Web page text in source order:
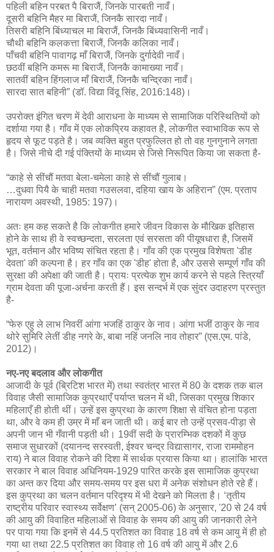
पहिली बहिन परबत पै बिराजैं, जिनके पारबती नावँ।
दूसरी बहिनि मैहर मा बिराजैं, जिनकै सारदा नावँ।
तिसरी बहिनि बिंध्याचल मा बिराजैं, जिनकै बिंध्यवासिनी नावँ।
चौथी बहिनि कलकत्ता बिराजैं, जिनकै कलिका नावँ।
पाँचवी बहिनि पावागढ़ माँ बिराजैं, जिनके दुर्गादेवी नावँ।
छठवीं बहिनि कमरू मा बिराजैं, जिनकै कामाख्या नावँ।
सातवीं बहिन हिंगलाज माँ बिराजैं, जिनकै चन्द्रिका नावँ।
सारदा सात बहिनी” (डॉ. विद्या विंदू सिंह, 2016:148)।
उपरोक्त इंगित चरण में देवी आराधना के माध्यम से सामाजिक परिस्थितियों को
दर्शाया गया है। गाँव में एक लोकप्रिय कहावत है, लोकगीत स्वाभाविक रूप से
हृदय से फूट पड़ते है। जब व्यक्ति बहुत प्रफुल्लित हो तो वह गुनगुनाने लगता
है। जिसे नीचे दी गई पंक्तियों के माध्यम से जिसे निरूपित किया जा सकता है-
“काहे से सींचौं मतवा बेला-चमेला काहे से सींचौं गुलाब।
…दुधवा पियै के चाही मतवा गउसलवा, दहिया खाय के अहिरान” (एम. प्रताप
नारायण अवस्थी, 1985: 197)।
अतः हम कह सकते है कि लोकगीत हमारे जीवन विकास के मौखिक इतिहास
होने के साथ ही वे स्वच्छन्दता, सरलता एवं सरसता की पीयूषधारा है, जिसमें
भूत, वर्तमान और भविष्य संचित रहता है। गाँव की एक प्रमुख विशेषता 'डीह
देवता' की कल्पना है। हर गाँव का एक 'डीह' होता है, और उससे सम्पूर्ण गाँव की
सुरक्षा की अपेक्षा की जाती है। प्रायः प्रत्येक शुभ कार्य करने से पहले स्त्रियाँ
ग्राम देवता की पूजा-अर्चना करती हैं। इस सन्दर्भ में एक सुंदर उदाहरण प्रस्तुत
है-
“फेरु एहु ले लाभ निवरीं आंगा भजहिं ठाकुर के नाव। आंगा भजीं ठाकुर के नाव
थोरे सुमिरि लेतीं डीह नगरे के, बाबा नहिं जनलि नाव तोहार” (एस.एम. पांडे,
2012)।
नए-नए बदलाव और लोकगीत
आजादी के पूर्व (ब्रिटिश भारत में) तथा स्वतंत्र भारत में 80 के दशक तक बाल
विवाह जैसी सामाजिक कुप्रथाएँ पर्याप्त चलन में थी, जिसका प्रमुख शिकार
महिलाएँ ही होती थीं। उन्हें इस कुप्रथा के कारण शिक्षा से वंचित होना पड़ता
था, और वे कम ही उम्र में माँ बन जाती थी। कई बार तो उन्हें प्रसव-पीड़ा से
अपनी जान भी गँवानी पड़ती थी। 19वीं सदी के प्रारम्भिक दशकों में कुछ
समाज सुधारकों (दयानन्द सरस्वती, ईश्वर चन्द्र विद्यासागर, राजा राममोहन
राय) ने बाल विवाह रोकने की दिशा में सार्थक प्रयास किया था। हालांकि भारत
सरकार ने बाल विवाह अधिनियम-1929 पारित करके इस सामाजिक कुप्रथा
का अन्त कर दिया और समय-समय पर इस धरा में अनेक संशोधन होते रहे हैं।
इस कुप्रथा का चलन वर्तमान परिदृश्य में भी देखने को मिलता है। ‘तृतीय
राष्ट्रीय परिवार स्वास्थ्य सर्वेक्षण’ (सन् 2005-06) के अनुसार, '20 से 24 वर्ष
की आयु की विवाहित महिलाओं से विवाह के समय की आयु की जानकारी लेने
पर पाया गया कि इनमें से 44.5 प्रतिशत का विवाह 18 वर्ष से कम आयु में ही हो
गया था तथा 22.5 प्रतिशत का विवाह तो 16 वर्ष की आयु में और 2.6